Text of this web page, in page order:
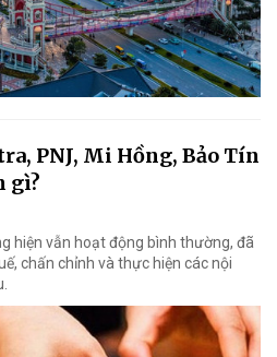
PNJ, Mi Hồng, Bảo Tín
gì?
hiện vẫn hoạt động bình thường, đã
chấn chỉnh và thực hiện các nội